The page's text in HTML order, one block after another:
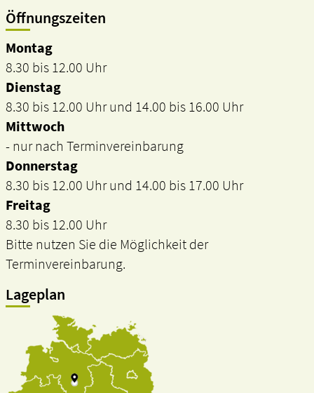
Öffnungszeiten
Montag
8.30 bis 12.00 Uhr
Dienstag
8.30 bis 12.00 Uhr und 14.00 bis 16.00 Uhr
Mittwoch
- nur nach Terminvereinbarung
Donnerstag
8.30 bis 12.00 Uhr und 14.00 bis 17.00 Uhr
Freitag
8.30 bis 12.00 Uhr
Bitte nutzen Sie die Möglichkeit der
Terminvereinbarung.
Lageplan